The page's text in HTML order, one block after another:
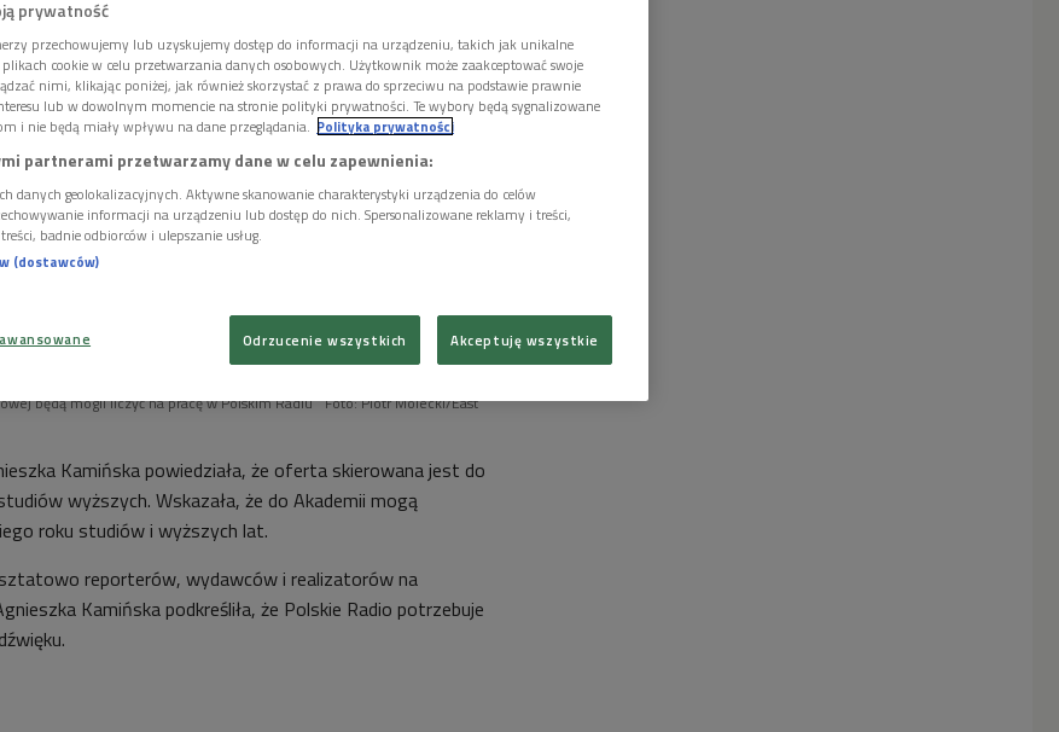
będą mogli liczyć na pracę w Polskim Radiu Foto: Piotr Molecki/East
Kamińska powiedziała, że oferta skierowana jest do
wyższych. Wskazała, że do Akademii mogą
roku studiów i wyższych lat.
reporterów, wydawców i realizatorów na
Kamińska podkreśliła, że Polskie Radio potrzebuje
prywatność
przechowujemy lub uzyskujemy dostęp do informacji na urządzeniu, takich jak unikalne
cookie w celu przetwarzania danych osobowych. Użytkownik może zaakceptować swoje
nimi, klikając poniżej, jak również skorzystać z prawa do sprzeciwu na podstawie prawnie
lub w dowolnym momencie na stronie polityki prywatności. Te wybory będą sygnalizowane
i nie będą miały wpływu na dane przeglądania. Polityka prywatności
partnerami przetwarzamy dane w celu zapewnienia:
danych geolokalizacyjnych. Aktywne skanowanie charakterystyki urządzenia do celów
informacji na urządzeniu lub dostęp do nich. Spersonalizowane reklamy i treści,
badnie odbiorców i ulepszanie usług.
(dostawców)
Odrzucenie wszystkich Akceptuję wszystkie